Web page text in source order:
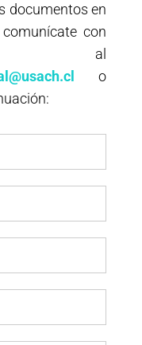
documentos en
con
al
o